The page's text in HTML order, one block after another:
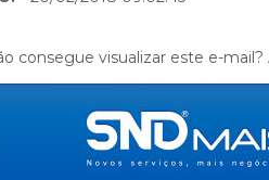
consegue visualizar este e-